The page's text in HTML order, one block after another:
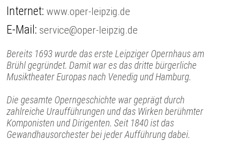
Internet:www.oper-leipzig.de
E-Mail: service@oper-leipzig.de
Bereits 1693 wurde das erste Leipziger Opernhaus am
Brühl gegründet. Damit war es das dritte bürgerliche
Musiktheater Europas nach Venedig und Hamburg.
Die gesamte Operngeschichte war geprägt durch
zahlreiche Uraufführungen und das Wirken berühmter
Komponisten und Dirigenten. Seit 1840 ist das
Gewandhausorchester bei jeder Aufführung dabei.